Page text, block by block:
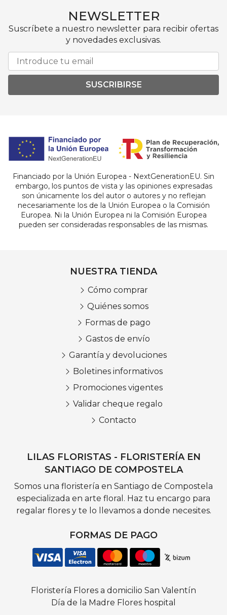
NEWSLETTER
Suscríbete a nuestro newsletter para recibir ofertas
y novedades exclusivas.
SUSCRIBIRSE
Financiado por la Unión Europea - NextGenerationEU. Sin
embargo, los puntos de vista y las opiniones expresadas
son únicamente los del autor o autores y no reflejan
necesariamente los de la Unión Europea o la Comisión
Europea. Ni la Unión Europea ni la Comisión Europea
pueden ser consideradas responsables de las mismas.
LILAS FLORISTAS - FLORISTERÍA EN
SANTIAGO DE COMPOSTELA
Somos una floristería en Santiago de Compostela
especializada en arte floral. Haz tu encargo para
regalar flores y te lo llevamos a donde necesites.
FORMAS DE PAGO
NUESTRA TIENDA
Cómo comprar
Quiénes somos
Formas de pago
Gastos de envío
Garantía y devoluciones
Boletines informativos
Promociones vigentes
Validar cheque regalo
Contacto
Floristería Flores a domicilio San Valentín
Día de la Madre Flores hospital